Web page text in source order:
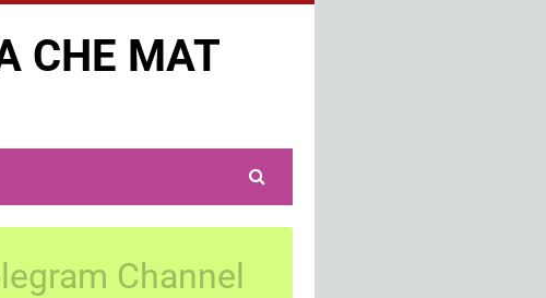
CHE MAT
Channel